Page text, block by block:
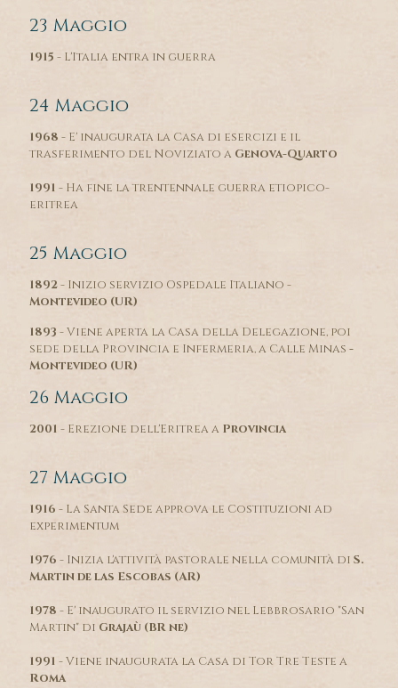
23 Maggio
1915 - L'Italia entra in guerra
24 Maggio
1968 - E' inaugurata la Casa di esercizi e il
trasferimento del Noviziato a Genova-Quarto
1991 - Ha fine la trentennale guerra etiopico-
eritrea
25 Maggio
1892- Inizio servizio Ospedale Italiano -
Montevideo (UR)
1893 - Viene aperta la Casa della Delegazione, poi
sede della Provincia e Infermeria, a Calle Minas -
Montevideo (UR)
26 Maggio
2001 - Erezione dell'Eritrea a Provincia
27 Maggio
1916 - La Santa Sede approva le Costituzioni ad
experimentum
1976 - Inizia l'attività pastorale nella comunità di S.
Martin de las Escobas (AR)
1978 - E' inaugurato il servizio nel Lebbrosario "San
Martin" di Grajaù (BR ne)
1991 - Viene inaugurata la Casa di Tor Tre Teste a
Roma